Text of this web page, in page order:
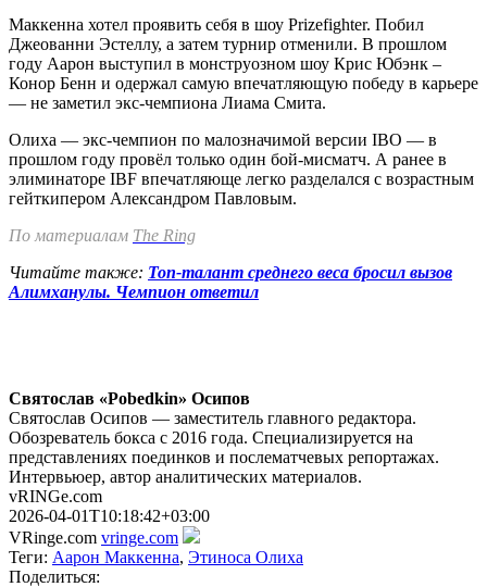
Маккенна хотел проявить себя в шоу Prizefighter. Побил
Джеованни Эстеллу, а затем турнир отменили. В прошлом
году Аарон выступил в монструозном шоу Крис Юбэнк –
Конор Бенн и одержал самую впечатляющую победу в карьере
— не заметил экс-чемпиона Лиама Смита.
Олиха — экс-чемпион по малозначимой версии IBO — в
прошлом году провёл только один бой-мисматч. А ранее в
элиминаторе IBF впечатляюще легко разделался с возрастным
гейткипером Александром Павловым.
По материалам The Ring
Читайте также: Топ-талант среднего веса бросил вызов
Алимханулы. Чемпион ответил
Святослав «Pobedkin» Осипов
Святослав Осипов — заместитель главного редактора.
Обозреватель бокса с 2016 года. Специализируется на
представлениях поединков и послематчевых репортажах.
Интервьюер, автор аналитических материалов.
vRINGe.com
2026-04-01T10:18:42+03:00
VRinge.com vringe.com
Теги: Аарон Маккенна, Этиноса Олиха
Поделиться: